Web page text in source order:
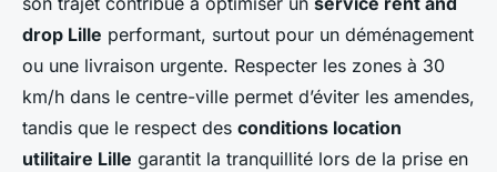
drop Lille performant, surtout pour un déménagement
ou une livraison urgente. Respecter les zones à 30
km/h dans le centre-ville permet d’éviter les amendes,
tandis que le respect des conditions location
utilitaire Lille garantit la tranquillité lors de la prise en